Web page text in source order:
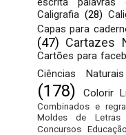
Caligrafia (28)
Capas para
(47) Cartazes
Cartões para
Ciências Naturais
(178)
Colorir
Combinados e
Moldes de Letras
Concursos Educação